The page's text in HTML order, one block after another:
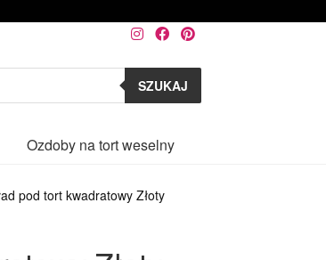
SZUKAJ
Ozdoby na tort weselny
pod tort kwadratowy Złoty